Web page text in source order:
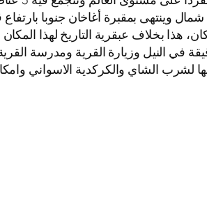
بخلاف عبقرية التاريخ لهذا المكان
لي زيارة القرية النوبية باسوان (اختياري)من خلال لانش 45
لشرب الشاي والكركدية الاسواني